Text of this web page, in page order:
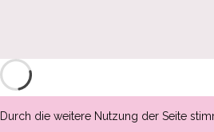
Durch die weitere Nutzung der Seite